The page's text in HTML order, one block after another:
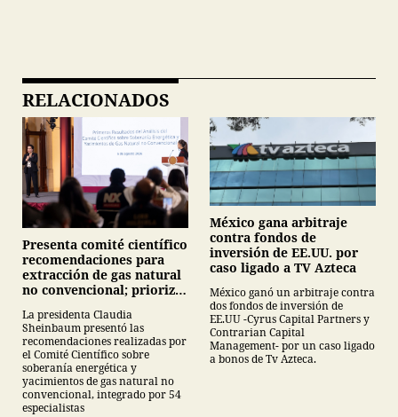
RELACIONADOS
Presenta comité científico
recomendaciones para
extracción de gas natural
no convencional; prioriza
descarta yacimiento
Tampico-Misantla
La presidenta Claudia
Sheinbaum presentó las
recomendaciones realizadas por
el Comité Científico sobre
soberanía energética y
yacimientos de gas natural no
convencional, integrado por 54
especialistas
México gana arbitraje
contra fondos de
inversión de EE.UU. por
caso ligado a TV Azteca
México ganó un arbitraje contra
dos fondos de inversión de
EE.UU -Cyrus Capital Partners y
Contrarian Capital
Management- por un caso ligado
a bonos de Tv Azteca.